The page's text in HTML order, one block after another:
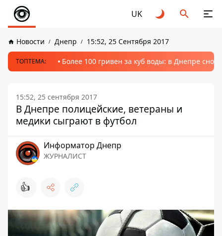
UK
Новости Днепр 15:52, 25 Сентября 2017
ТОПТЕМА: Более 100 гривен за куб воды: в Днепре
15:52, 25 сентября 2017
В Днепре полицейские, ветераны и
медики сыграют в футбол
Информатор Днепр
ЖУРНАЛИСТ
👍